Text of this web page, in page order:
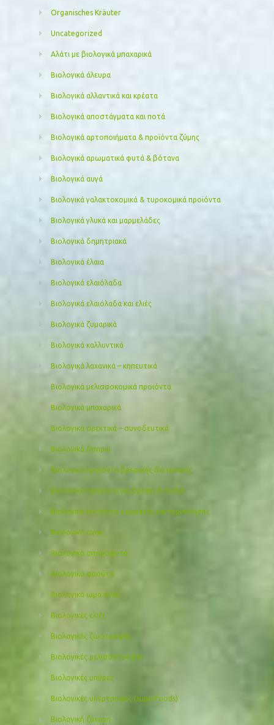
Organisches Kräuter
Uncategorized
Αλάτι με βιολογικά μπαχαρικά
Βιολογικά άλευρα
Βιολογικά αλλαντικά και κρέατα
Βιολογικά αποστάγματα και ποτά
Βιολογικά αρτοποιήματα & προϊόντα ζύμης
Βιολογικά αρωματικά φυτά & βότανα
Βιολογικά αυγά
Βιολογικά γαλακτοκομικά & τυροκομικά προϊόντα
Βιολογικά γλυκά και μαρμελάδες
Βιολογικά δημητριακά
Βιολογικά έλαια
Βιολογικά ελαιόλαδα
Βιολογικά ελαιόλαδα και ελιές
Βιολογικά ζυμαρικά
Βιολογικά καλλυντικά
Βιολογικά λαχανικά – κηπευτικά
Βιολογικά μελισσοκομικά προιόντα
Βιολογικά μπαχαρικά
Βιολογικά ορεκτικά – συνοδευτικά
Βιολογικά όσπρια
Βιολογικά προϊόντα βρεφικής διατροφής
Βιολογικά προϊόντα για βρέφη & παιδιά
Βιολογικά προιόντα ομορφιάς και περιποίησης
Βιολογικά σνακ
Βιολογικά σπορόφυτα
Βιολογικά φρούτα
Βιολογικά ωμά σνακ
Βιολογικές ελιές
Βιολογικές ζωοτροφές
Βιολογικές μελισσοτροφές
Βιολογικές μπύρες
Βιολογικές υπερτροφές (superfoods)
Βιολογική ζάχαρη